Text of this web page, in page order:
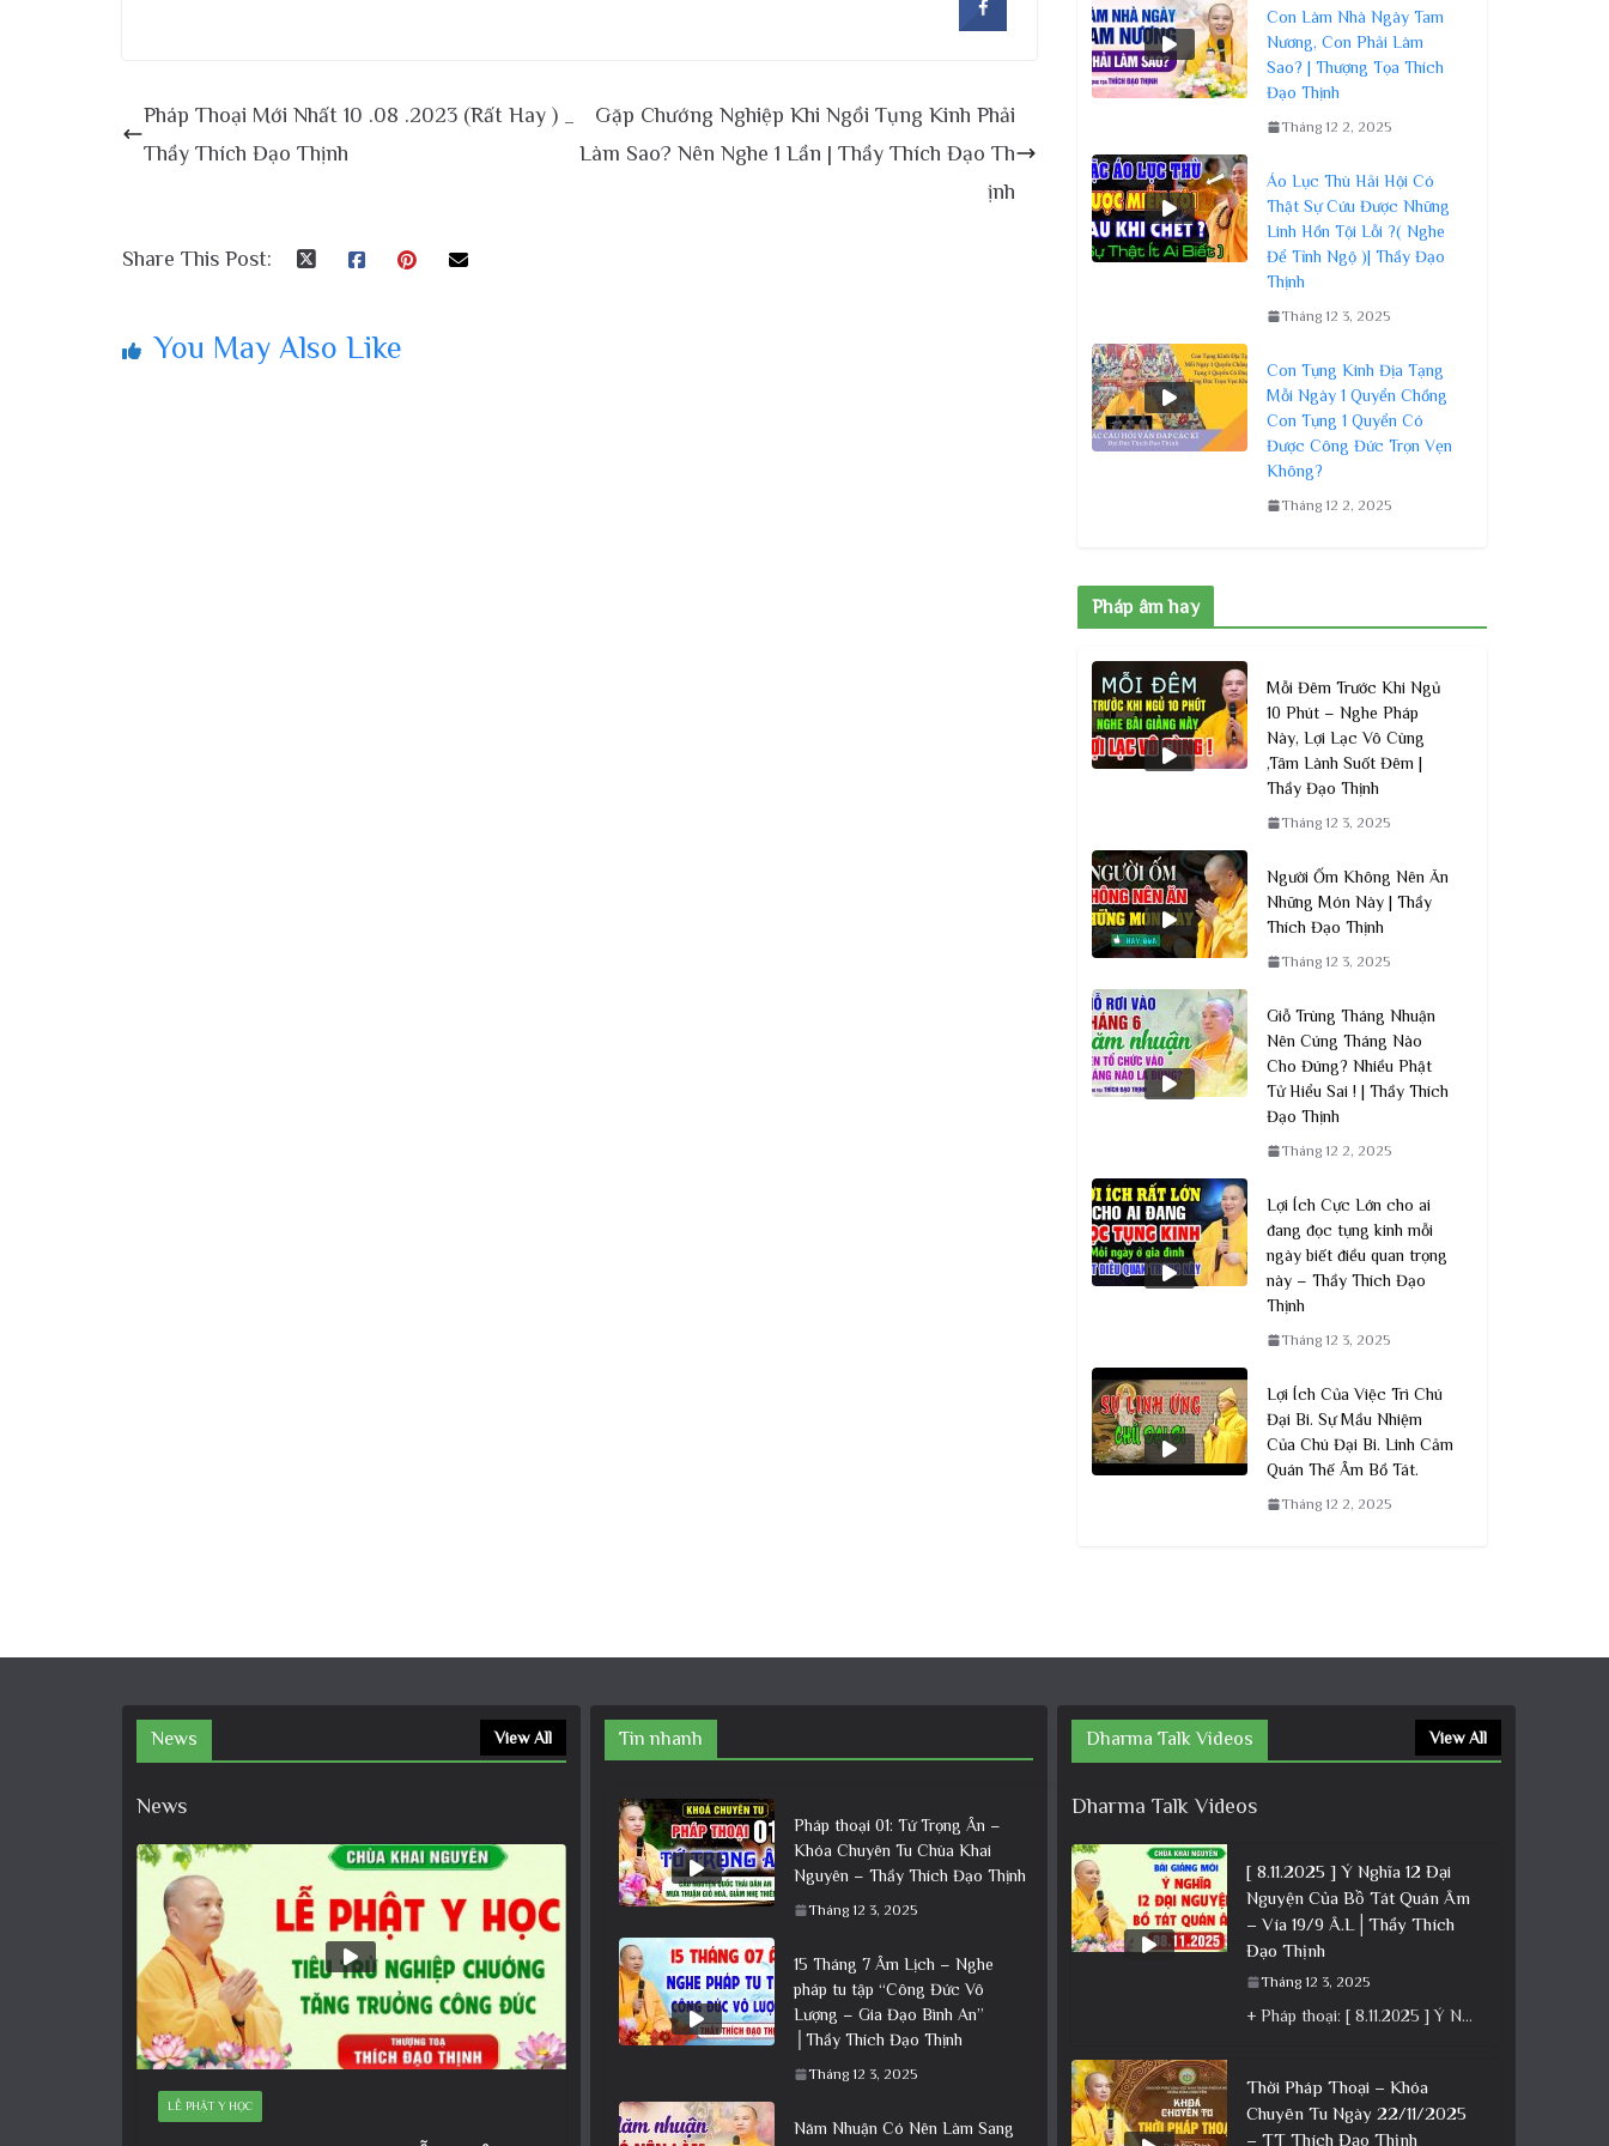
Pháp Thoại Mới Nhất 10 .08 .2023 (Rất Hay ) _
Thầy Thích Đạo Thịnh
Gặp Chướng Nghiệp Khi Ngồi Tụng Kinh Phải
Làm Sao? Nên Nghe 1 Lần | Thầy Thích Đạo Th
ịnh
Share This Post:
You May Also Like
Con Làm Nhà Ngày Tam
Nương, Con Phải Làm
Sao? | Thượng Tọa Thích
Đạo Thịnh
Tháng 12 2, 2025
Áo Lục Thù Hải Hội Có
Thật Sự Cứu Được Những
Linh Hồn Tội Lỗi ?( Nghe
Để Tỉnh Ngộ )| Thầy Đạo
Thịnh
Tháng 12 3, 2025
Con Tụng Kinh Địa Tạng
Mỗi Ngày 1 Quyển Chồng
Con Tụng 1 Quyển Có
Được Công Đức Trọn Vẹn
Không?
Tháng 12 2, 2025
Pháp âm hay
Mỗi Đêm Trước Khi Ngủ
10 Phút – Nghe Pháp
Này, Lợi Lạc Vô Cùng
,Tâm Lành Suốt Đêm |
Thầy Đạo Thịnh
Tháng 12 3, 2025
Người Ốm Không Nên Ăn
Những Món Này | Thầy
Thích Đạo Thịnh
Tháng 12 3, 2025
Giỗ Trùng Tháng Nhuận
Nên Cúng Tháng Nào
Cho Đúng? Nhiều Phật
Tử Hiểu Sai ! | Thầy Thích
Đạo Thịnh
Tháng 12 2, 2025
Lợi Ích Cực Lớn cho ai
đang đọc tụng kinh mỗi
ngày biết điều quan trọng
này – Thầy Thích Đạo
Thịnh
Tháng 12 3, 2025
Lợi Ích Của Việc Trì Chú
Đại Bi. Sự Mầu Nhiệm
Của Chú Đại Bi. Linh Cảm
Quán Thế Âm Bồ Tát.
Tháng 12 2, 2025
News View All
News
LỄ PHẬT Y HỌC
Tin nhanh
Pháp thoại 01: Tứ Trọng Ân –
Khóa Chuyên Tu Chùa Khai
Nguyên – Thầy Thích Đạo Thịnh
Tháng 12 3, 2025
15 Tháng 7 Âm Lịch – Nghe
pháp tu tập “Công Đức Vô
Lượng – Gia Đạo Bình An”
│Thầy Thích Đạo Thịnh
Tháng 12 3, 2025
Năm Nhuận Có Nên Làm Sang
Dharma Talk Videos View All
Dharma Talk Videos
[ 8.11.2025 ] Ý Nghĩa 12 Đại
Nguyện Của Bồ Tát Quán Âm
– Vía 19/9 Â.L│Thầy Thích
Đạo Thịnh
Tháng 12 3, 2025
+ Pháp thoại: [ 8.11.2025 ] Ý Nghĩa 12 Đại Nguyện Của Bồ Tát Quán Âm – Vía 19/9 Â.L│Thầy
Thời Pháp Thoại – Khóa
Chuyên Tu Ngày 22/11/2025
– TT Thích Đạo Thịnh